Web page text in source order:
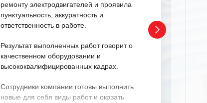
ремонту электродвигателей и проявила
пунктуальность, аккуратность и
ответственность в работе.
Результат выполненных работ говорит о
качественном оборудовании и
высококвалифицированных кадрах.
Сотрудники компании готовы выполнить
новые для себя виды работ и оказать